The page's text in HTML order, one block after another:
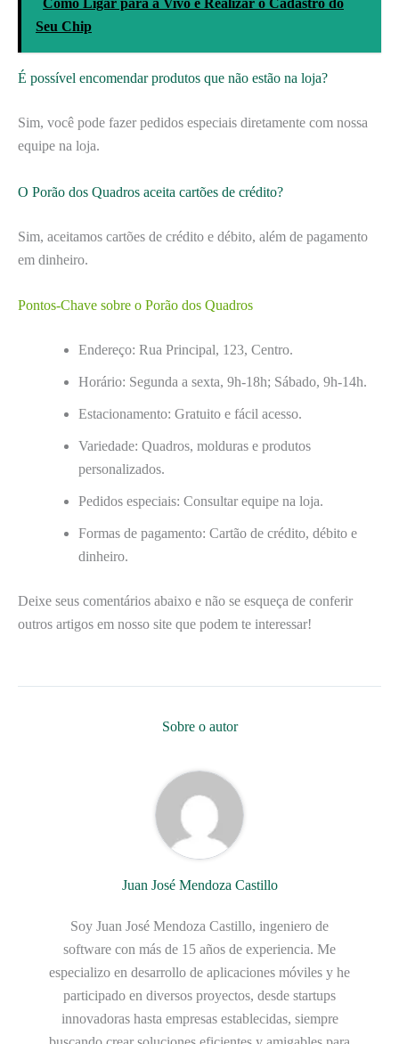
Como Ligar para a Vivo e Realizar o Cadastro do
Seu Chip
É possível encomendar produtos que não estão na loja?
Sim, você pode fazer pedidos especiais diretamente com nossa
equipe na loja.
O Porão dos Quadros aceita cartões de crédito?
Sim, aceitamos cartões de crédito e débito, além de pagamento
em dinheiro.
Pontos-Chave sobre o Porão dos Quadros
Endereço: Rua Principal, 123, Centro.
Horário: Segunda a sexta, 9h-18h; Sábado, 9h-14h.
Estacionamento: Gratuito e fácil acesso.
Variedade: Quadros, molduras e produtos
personalizados.
Pedidos especiais: Consultar equipe na loja.
Formas de pagamento: Cartão de crédito, débito e
dinheiro.
Deixe seus comentários abaixo e não se esqueça de conferir
outros artigos em nosso site que podem te interessar!
Sobre o autor
Juan José Mendoza Castillo
Soy Juan José Mendoza Castillo, ingeniero de
software con más de 15 años de experiencia. Me
especializo en desarrollo de aplicaciones móviles y he
participado en diversos proyectos, desde startups
innovadoras hasta empresas establecidas, siempre